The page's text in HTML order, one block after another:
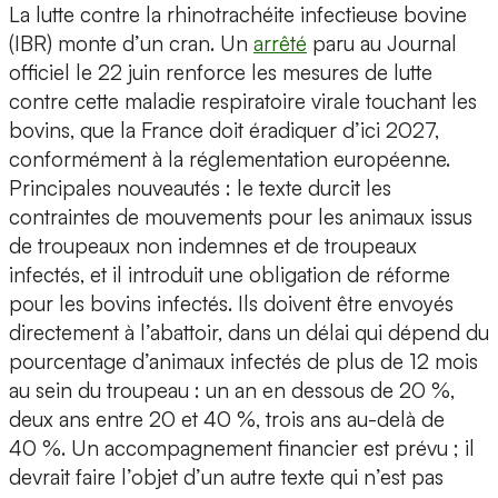
La lutte contre la rhinotrachéite infectieuse bovine
(IBR) monte d’un cran. Un arrêté paru au Journal
officiel le 22 juin renforce les mesures de lutte
contre cette maladie respiratoire virale touchant les
bovins, que la France doit éradiquer d’ici 2027,
conformément à la réglementation européenne.
Principales nouveautés : le texte durcit les
contraintes de mouvements pour les animaux issus
de troupeaux non indemnes et de troupeaux
infectés, et il introduit une obligation de réforme
pour les bovins infectés. Ils doivent être envoyés
directement à l’abattoir, dans un délai qui dépend du
pourcentage d’animaux infectés de plus de 12 mois
au sein du troupeau : un an en dessous de 20 %,
deux ans entre 20 et 40 %, trois ans au-delà de
40 %. Un accompagnement financier est prévu ; il
devrait faire l’objet d’un autre texte qui n’est pas